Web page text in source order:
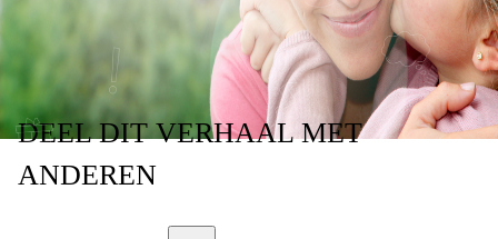
LIGT GEVOELIG
DEELDIT VERHAALMET
ANDEREN